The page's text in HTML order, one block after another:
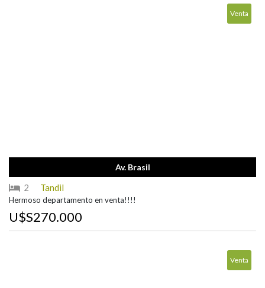
Venta
Av. Brasil
2 Tandil
Hermoso departamento en venta!!!!
U$S270.000
Venta